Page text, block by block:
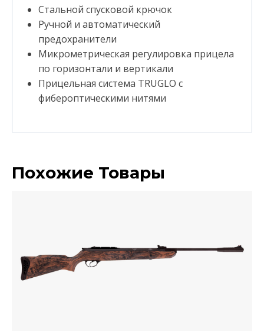
Стальной спусковой крючок
Ручной и автоматический
предохранители
Микрометрическая регулировка прицела
по горизонтали и вертикали
Прицельная система TRUGLO с
фибероптическими нитями
Похожие Товары